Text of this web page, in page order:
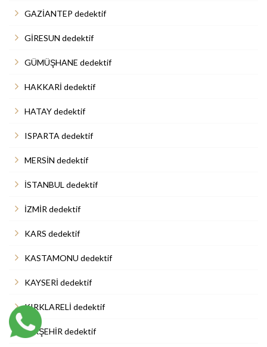
GAZİANTEP dedektif
GİRESUN dedektif
GÜMÜŞHANE dedektif
HAKKARİ dedektif
HATAY dedektif
ISPARTA dedektif
MERSİN dedektif
İSTANBUL dedektif
İZMİR dedektif
KARS dedektif
KASTAMONU dedektif
KAYSERİ dedektif
KIRKLARELİ dedektif
KIRŞEHİR dedektif